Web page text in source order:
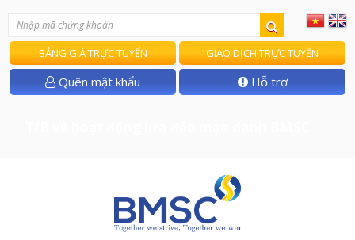
BẢNG GIÁ TRỰC TUYẾN GIAO DỊCH TRỰC TUYẾN
Quên mật khẩu Hỗ trợ